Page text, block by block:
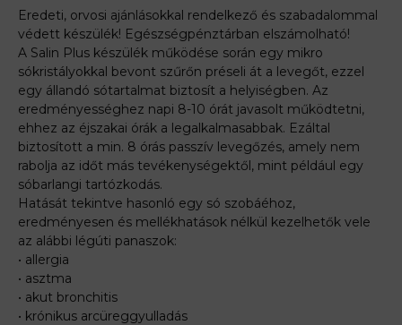
Eredeti, orvosi ajánlásokkal rendelkező és szabadalommal
védett készülék! Egészségpénztárban elszámolható!
A Salin Plus készülék működése során egy mikro
sókristályokkal bevont szűrőn préseli át a levegőt, ezzel
egy állandó sótartalmat biztosít a helyiségben. Az
eredményességhez napi 8-10 órát javasolt működtetni,
ehhez az éjszakai órák a legalkalmasabbak. Ezáltal
biztosított a min. 8 órás passzív levegőzés, amely nem
rabolja az időt más tevékenységektől, mint például egy
sóbarlangi tartózkodás.
Hatását tekintve hasonló egy só szobáéhoz,
eredményesen és mellékhatások nélkül kezelhetők vele
az alábbi légúti panaszok:
• allergia
• asztma
• akut bronchitis
• krónikus arcüreggyulladás